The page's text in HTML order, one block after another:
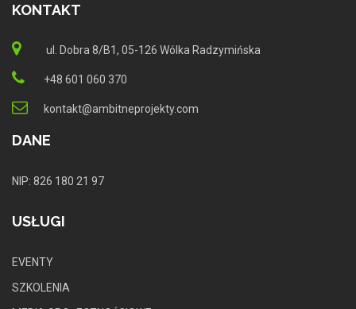
KONTAKT
ul. Dobra 8/B1, 05-126 Wólka Radzymińska
+48 601 060 370
kontakt@ambitneprojekty.com
DANE
NIP: 826 180 21 97
USŁUGI
EVENTY
SZKOLENIA